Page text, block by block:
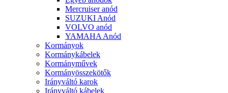
Mercruiser anód
SUZUKI Anód
VOLVO anód
YAMAHA Anód
Kormányok
Kormánykábelek
Kormányművek
Kormányösszekötők
Irányváltó karok
Irányváltó kábelek